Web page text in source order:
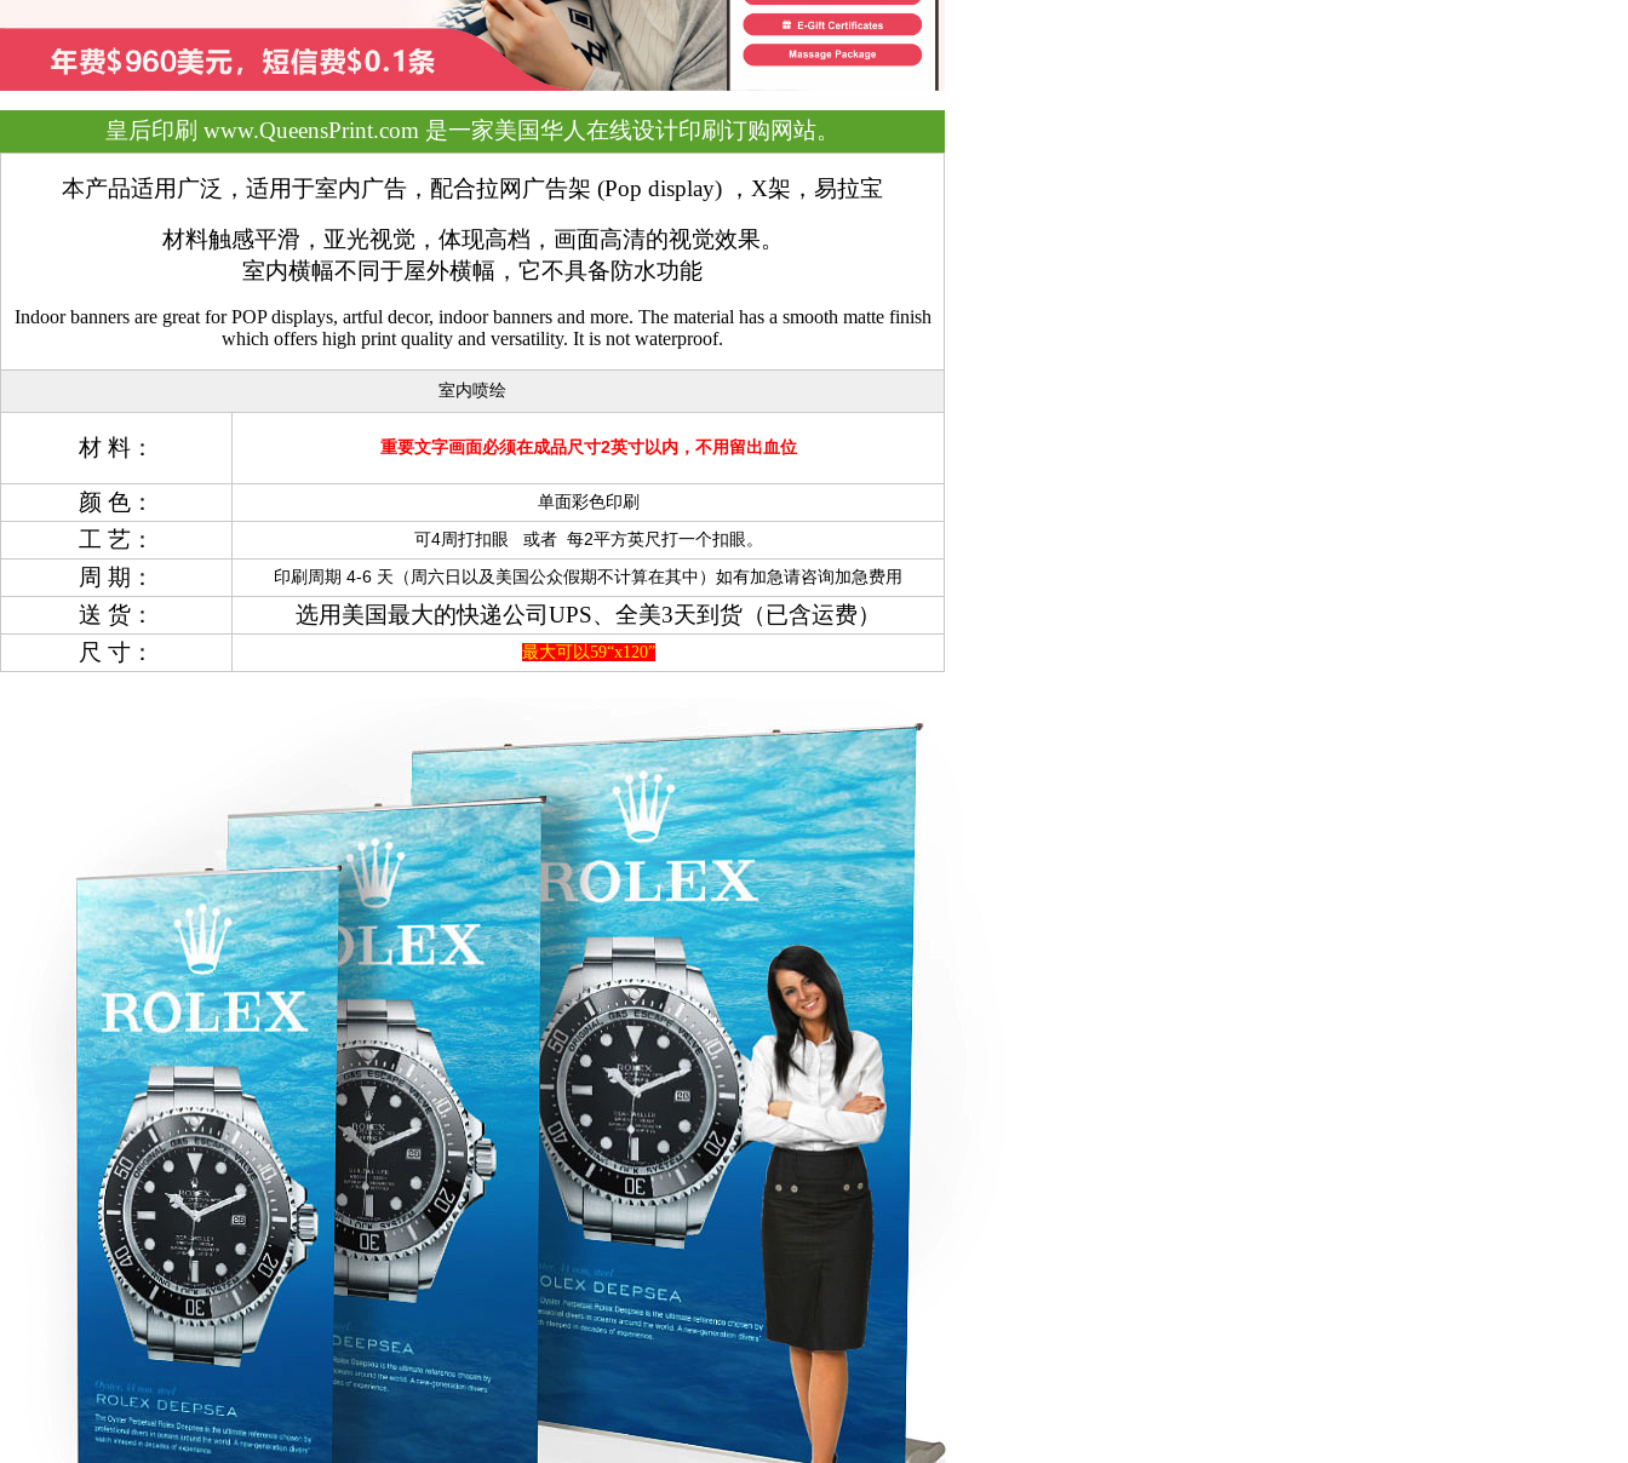
皇后印刷 www.QueensPrint.com 是一家美国华人在线设计印刷订购网站。
本产品适用广泛，适用于室内广告，配合拉网广告架 (Pop display) ，X架，易拉宝
材料触感平滑，亚光视觉，体现高档，画面高清的视觉效果。
室内横幅不同于屋外横幅，它不具备防水功能
Indoor banners are great for POP displays, artful decor, indoor banners and more. The material has a smooth matte finish
which offers high print quality and versatility. It is not waterproof.
室内喷绘
材 料： 重要文字画面必须在成品尺寸2英寸以内，不用留出血位
颜 色： 单面彩色印刷
工 艺： 可4周打扣眼 或者 每2平方英尺打一个扣眼。
周 期： 印刷周期 4-6 天（周六日以及美国公众假期不计算在其中）如有加急请咨询加急费用
送 货：
选用美国最大的快递公司UPS、全美3天到货（已含运费）
尺 寸：
最大可以59“x120”